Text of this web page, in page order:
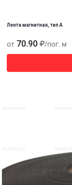
Лента магнитная, тип А
от 70.90 /пог. м